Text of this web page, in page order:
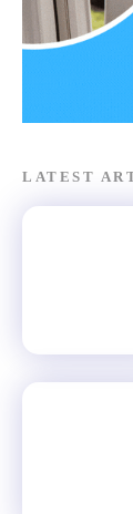
LATEST